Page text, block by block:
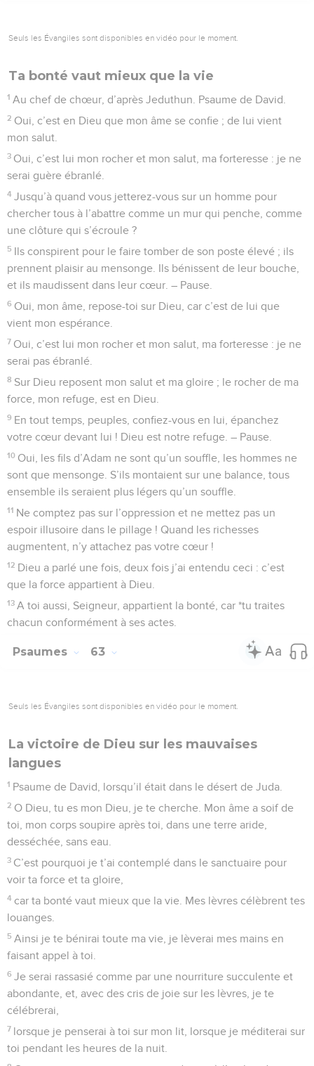
Seuls les Évangiles sont disponibles en vidéo pour le moment.
Ta bonté vaut mieux que la vie
1 Au chef de chœur, d’après Jeduthun. Psaume de David.
2 Oui, c’est en Dieu que mon âme se confie ; de lui vient
mon salut.
3 Oui, c’est lui mon rocher et mon salut, ma forteresse : je ne
serai guère ébranlé.
4 Jusqu’à quand vous jetterez-vous sur un homme pour
chercher tous à l’abattre comme un mur qui penche, comme
une clôture qui s’écroule ?
5 Ils conspirent pour le faire tomber de son poste élevé ; ils
prennent plaisir au mensonge. Ils bénissent de leur bouche,
et ils maudissent dans leur cœur. – Pause.
6 Oui, mon âme, repose-toi sur Dieu, car c’est de lui que
vient mon espérance.
7 Oui, c’est lui mon rocher et mon salut, ma forteresse : je ne
serai pas ébranlé.
8 Sur Dieu reposent mon salut et ma gloire ; le rocher de ma
force, mon refuge, est en Dieu.
9 En tout temps, peuples, confiez-vous en lui, épanchez
votre cœur devant lui ! Dieu est notre refuge. – Pause.
10 Oui, les fils d’Adam ne sont qu’un souffle, les hommes ne
sont que mensonge. S’ils montaient sur une balance, tous
ensemble ils seraient plus légers qu’un souffle.
11 Ne comptez pas sur l’oppression et ne mettez pas un
espoir illusoire dans le pillage ! Quand les richesses
augmentent, n’y attachez pas votre cœur !
12 Dieu a parlé une fois, deux fois j’ai entendu ceci : c’est
que la force appartient à Dieu.
13 A toi aussi, Seigneur, appartient la bonté, car *tu traites
chacun conformément à ses actes.
Psaumes 63
Seuls les Évangiles sont disponibles en vidéo pour le moment.
La victoire de Dieu sur les mauvaises
langues
1 Psaume de David, lorsqu’il était dans le désert de Juda.
2 O Dieu, tu es mon Dieu, je te cherche. Mon âme a soif de
toi, mon corps soupire après toi, dans une terre aride,
desséchée, sans eau.
3 C’est pourquoi je t’ai contemplé dans le sanctuaire pour
voir ta force et ta gloire,
4 car ta bonté vaut mieux que la vie. Mes lèvres célèbrent tes
louanges.
5 Ainsi je te bénirai toute ma vie, je lèverai mes mains en
faisant appel à toi.
6 Je serai rassasié comme par une nourriture succulente et
abondante, et, avec des cris de joie sur les lèvres, je te
célébrerai,
7 lorsque je penserai à toi sur mon lit, lorsque je méditerai sur
toi pendant les heures de la nuit.